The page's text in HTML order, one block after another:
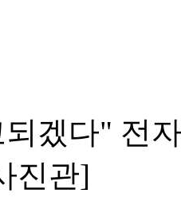
겠다" 전
진관]